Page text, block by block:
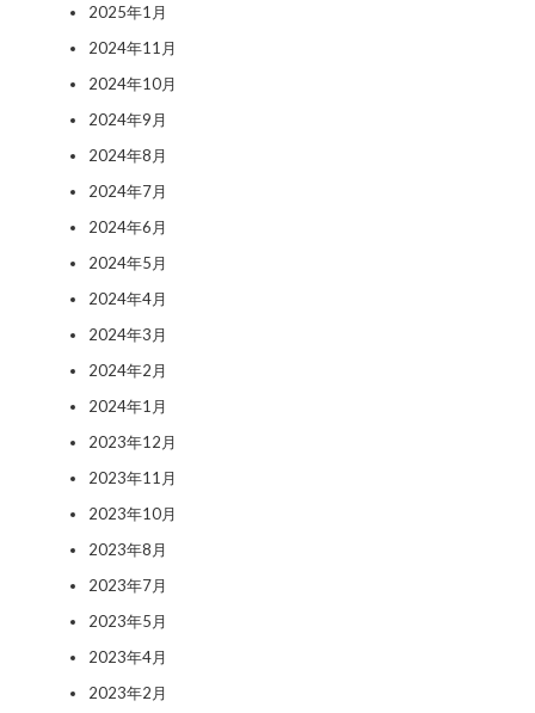
2025年1月
2024年11月
2024年10月
2024年9月
2024年8月
2024年7月
2024年6月
2024年5月
2024年4月
2024年3月
2024年2月
2024年1月
2023年12月
2023年11月
2023年10月
2023年8月
2023年7月
2023年5月
2023年4月
2023年2月